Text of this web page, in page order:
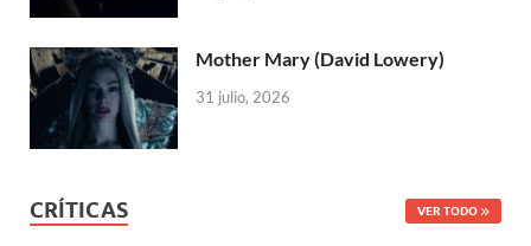
Mother Mary (David Lowery)
31 julio, 2026
CRÍTICAS VER TODO